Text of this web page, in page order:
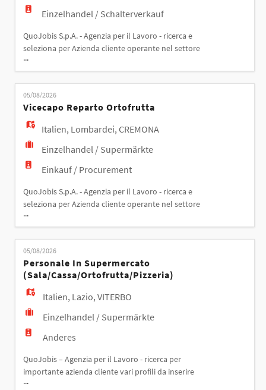
Einzelhandel / Schalterverkauf
QuoJobis S.p.A. - Agenzia per il Lavoro - ricerca e
seleziona per Azienda cliente operante nel settore
GDO sita a BUSTO ARSIZIO (VA): CAPO REPARTO
GASTRONOMIA Il/la candidato/a ideale dovrà aver
svolto precedenti esperienze significative in contesti
strutturati presso reparti gastronomia, con
mansione di responsabile/caporeparto MANSION
...
05/08/2026
Vicecapo Reparto Ortofrutta
Italien, Lombardei, CREMONA
Einzelhandel / Supermärkte
Einkauf / Procurement
QuoJobis S.p.A. - Agenzia per il Lavoro - ricerca e
seleziona per Azienda cliente operante nel settore
GDO sita a CREMONA (CR): VICECAPO REPARTO
ORTOFRUTTA Il/la candidato/a ideale dovrà aver
svolto precedenti esperienze significative in contesti
strutturati presso reparti ortofrutta, preferibilmente
con mansione di viceresponsabile/viceca
...
05/08/2026
Personale In Supermercato
(sala/cassa/ortofrutta/pizzeria)
Italien, Lazio,VITERBO
Einzelhandel / Supermärkte
Anderes
QuoJobis – Agenzia per il Lavoro - ricerca per
importante azienda cliente vari profili da inserire
nella GDO Profili ricercati PERSONALE IN
...